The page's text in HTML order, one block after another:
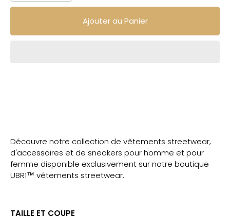
Ajouter au Panier
Découvre notre collection de vêtements streetwear,
d'accessoires et de sneakers pour homme et pour
femme disponible exclusivement sur notre boutique
UBR1™ vêtements streetwear.
TAILLE ET COUPE